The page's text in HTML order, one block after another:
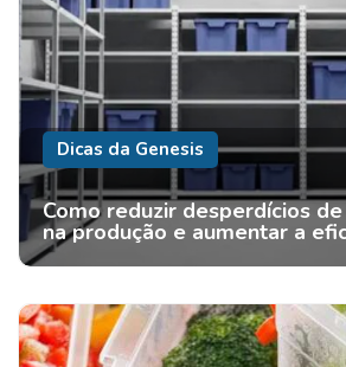
Dicas da Genesis
Como reduzir desperdícios
na produção e aumentar a